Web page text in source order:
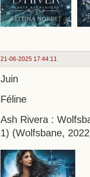
21-06-2025 17:44:11
Juin
Féline
Ash Rivera :
1) (Wolfsbane,